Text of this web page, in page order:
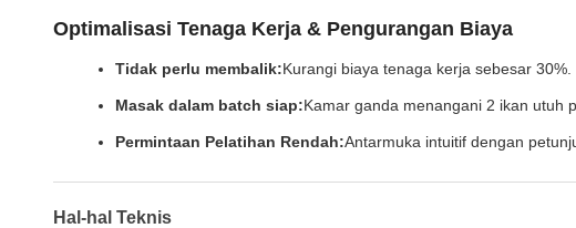
Optimalisasi Tenaga Kerja & Pengurangan Biaya
Tidak perlu membalik:Kurangi biaya tenaga kerja sebesar 30%.
Masak dalam batch siap:Kamar ganda menangani 2 ikan utuh
Permintaan Pelatihan Rendah:Antarmuka intuitif dengan
Hal-hal Teknis